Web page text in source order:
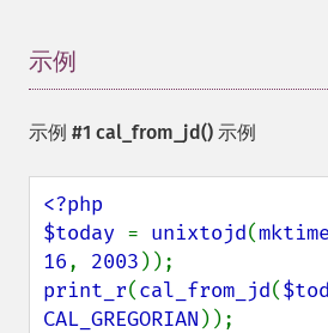
示例
示例 #1 cal_from_jd() 示例
<?php
$today = unixtojd(mktime
16, 2003
print_r(cal_from_jd(
CAL_GREGORIAN